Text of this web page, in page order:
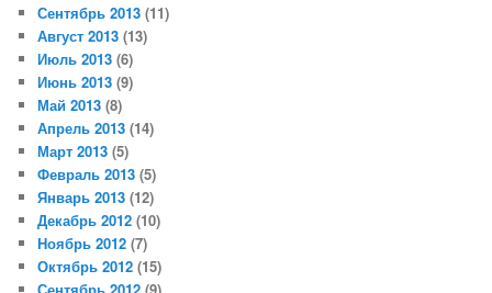
Сентябрь 2013 (11)
Август 2013 (13)
Июль 2013 (6)
Июнь 2013 (9)
Май 2013 (8)
Апрель 2013 (14)
Март 2013 (5)
Февраль 2013 (5)
Январь 2013 (12)
Декабрь 2012 (10)
Ноябрь 2012 (7)
Октябрь 2012 (15)